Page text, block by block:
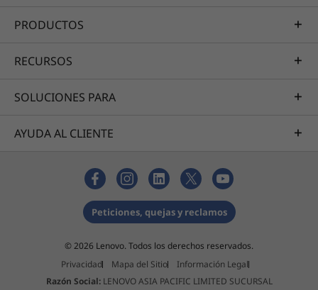
PRODUCTOS
RECURSOS
SOLUCIONES PARA
AYUDA AL CLIENTE
Peticiones, quejas y reclamos
© 2026 Lenovo. Todos los derechos reservados.
Privacidad
Mapa del Sitio
Información Legal
Razón Social:LENOVO ASIA PACIFIC LIMITED SUCURSAL